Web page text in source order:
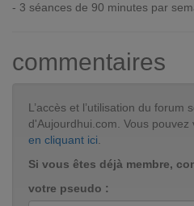
- 3 séances de 90 minutes par
commentaires
L’accès et l’utilisation du
d'Aujourdhui.com. Vous
en cliquant ici
Si vous êtes déjà membre,
votre pseudo :